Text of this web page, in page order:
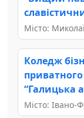
Місто:
Коледж
“Галицька
Місто: Івано-